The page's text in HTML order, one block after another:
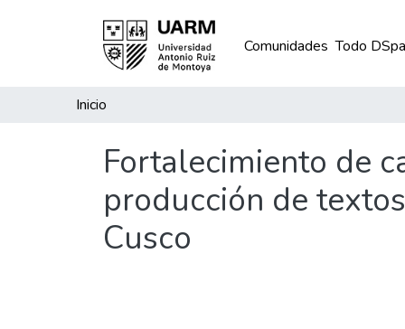
Comunidades Todo
Inicio
Fortalecimiento de
producción de
Cusco